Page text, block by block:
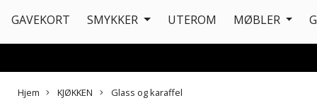
GAVEKORT SMYKKER UTEROM MØBLER
Hjem KJØKKEN Glass og karaffel